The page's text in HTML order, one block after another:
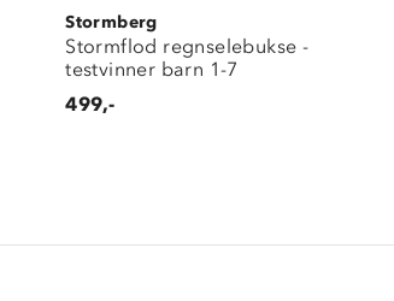
Stormberg
Stormflod regnselebukse -
testvinner barn 1-7
499,-